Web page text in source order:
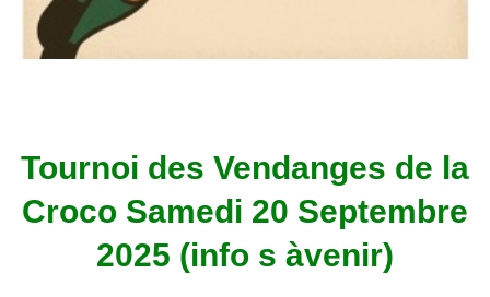
Tournoi des Vendanges de la
Croco Samedi 20 Septembre
2025 (info s àvenir)